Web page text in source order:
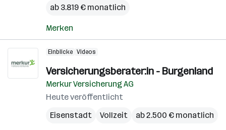
ab 3.819 € monatlich
Merken
Einblicke Videos
Versicherungsberater:in - Burgenland
Merkur Versicherung AG
Heute veröffentlicht
Eisenstadt
Vollzeit ab 2.500 € monatlich